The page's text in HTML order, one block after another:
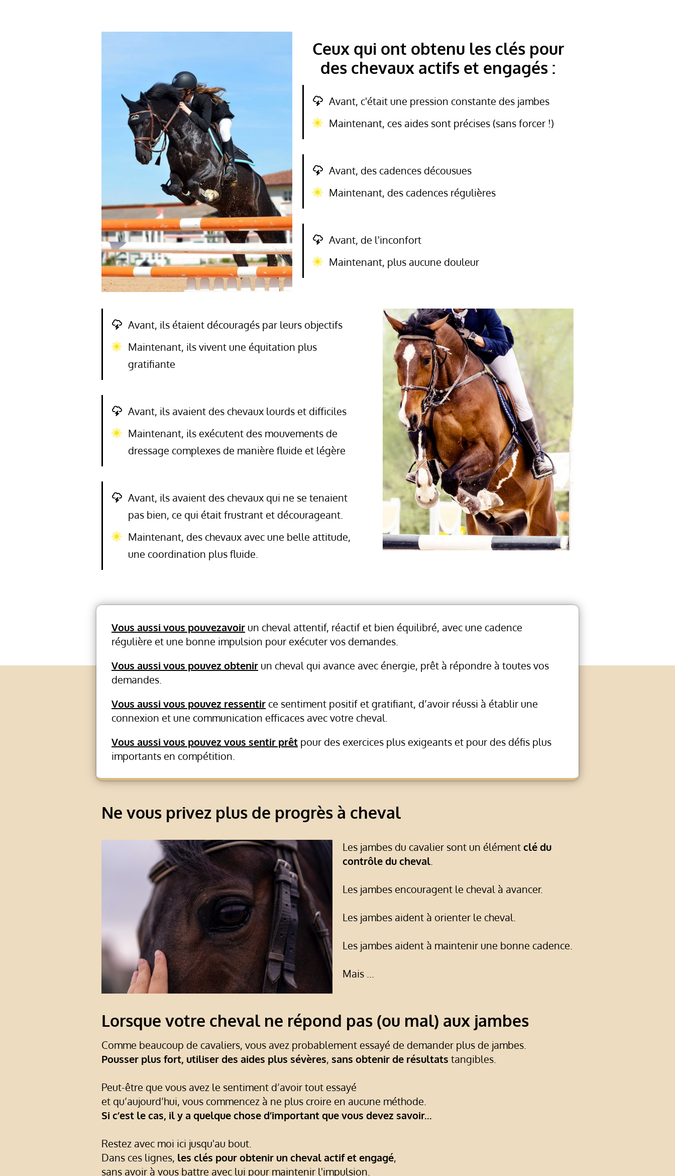
Ceux qui ont obtenu les clés pour
des chevaux actifs et engagés :
Avant, c'était une pression constante des jambes
Maintenant, ces aides sont précises (sans forcer !)
Avant, des cadences décousues
Maintenant, des cadences régulières
Avant, de l'inconfort
Maintenant, plus aucune douleur
Avant, ils étaient découragés par leurs objectifs
Maintenant, ils vivent une équitation plus
gratifiante
Avant, ils avaient des chevaux lourds et difficiles
Maintenant, ils exécutent des mouvements de
dressage complexes de manière fluide et légère
Avant, ils avaient des chevaux qui ne se tenaient
pas bien, ce qui était frustrant et décourageant.
Maintenant, des chevaux avec une belle attitude,
une coordination plus fluide.
Vous aussi vous pouvezavoir un cheval attentif, réactif et bien équilibré, avec une cadence
régulière et une bonne impulsion pour exécuter vos demandes.
Vous aussi vous pouvez obtenir un cheval qui avance avec énergie, prêt à répondre à toutes vos
demandes.
Vous aussi vous pouvez ressentir ce sentiment positif et gratifiant, d’avoir réussi à établir une
connexion et une communication efficaces avec votre cheval.
Vous aussi vous pouvez vous sentir prêt pour des exercices plus exigeants et pour des défis plus
importants en compétition.
Ne vous privez plus de progrès à cheval
Les jambes du cavalier sont un élémentclé du
contrôle du cheval
Les jambes encouragent le cheval à avancer.
Les jambes aident à orienter le cheval.
Les jambes aident à maintenir une bonne cadence.
Mais ...
Lorsque votre cheval ne répond pas (ou mal) aux jambes
Comme beaucoup de cavaliers, vous avez probablement essayé de demander plus de jambes.
Pousser plus fort, utiliser des aides plus sévères, sans obtenir de résultats tangibles.
Peut-être que vous avez le sentiment d’avoir tout essayé
et qu’aujourd’hui, vous commencez à ne plus croire en aucune méthode.
Si c’est le cas, il y a quelque chose d’important que vous devez savoir...
Restez avec moi ici jusqu'au bout.
Dans ces lignes, les clés pour obtenir un cheval actif et engagé,
sans avoir à vous battre avec lui pour maintenir l'impulsion.